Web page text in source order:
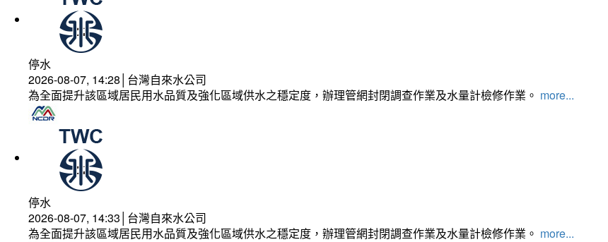
停水
2026-08-07, 14:28│台灣自來水公司
為全面提升該區域居民用水品質及強化區域供水之穩定度，辦理管網封閉調查作業及水量計檢修作業。 more...
停水
2026-08-07, 14:33│台灣自來水公司
為全面提升該區域居民用水品質及強化區域供水之穩定度，辦理管網封閉調查作業及水量計檢修作業。 more...